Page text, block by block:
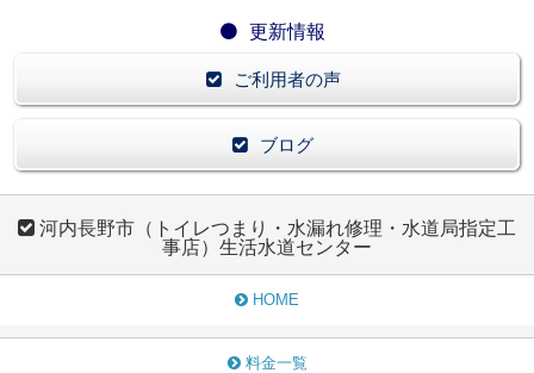
更新情報
ご利用者の声
ブログ
河内長野市（トイレつまり・水漏れ修理・水道局指定工
事店）生活水道センター
HOME
料金一覧